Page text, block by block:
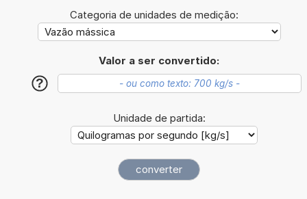
Categoria de unidades de medição:
Valor a ser convertido:
?
Unidade de partida: